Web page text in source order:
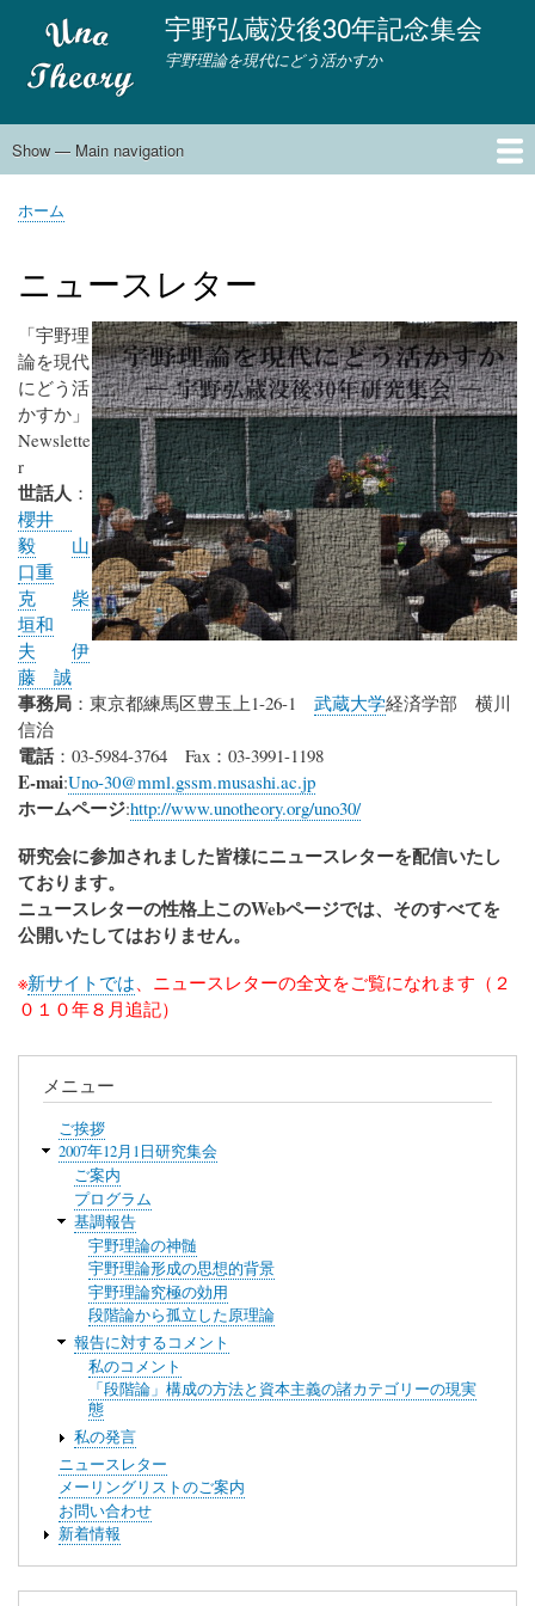
メ
イ
ン
ン
ン
宇野弘蔵没後30年記念集会
宇野理論を現代にどう活かすか
Main
Show — Main navigation
ホーム
新サイト
パ
く
ホーム
ニュースレター
「宇野理
論を現代
にどう活
かすか」
Newslette
r
世話人 ：
櫻井
毅
山
口重
克
柴
垣和
夫
伊
藤 誠
事務局 ：東京都練馬区豊玉上1-26-1 武蔵大学経済学部 横川
信治
電話 ：03-5984-3764 Fax：03-3991-1198
E-mai:Uno-30@mml.gssm.musashi.ac.jp
ホームページ:http://www.unotheory.org/uno30/
研究会に参加されました皆様にニュースレターを配信いたし
ております。
ニュースレターの性格上このWebページでは、そのすべてを
公開いたしてはおりません。
※新サイトでは、ニュースレターの全文をご覧になれます（２
０１０年８月追記）
メニュー
ご挨拶
2007年12月1日研究集会
ご案内
プログラム
基調報告
宇野理論の神髄
宇野理論形成の思想的背景
宇野理論究極の効用
段階論から孤立した原理論
報告に対するコメント
私のコメント
「段階論」構成の方法と資本主義の諸カテゴリーの現実
態
私の発言
ニュースレター
メーリングリストのご案内
お問い合わせ
新着情報